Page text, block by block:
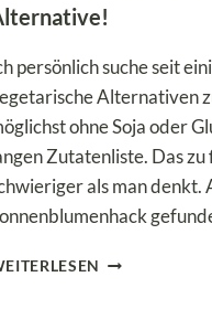
persönlich suche seit
Alternativen
ohne Soja oder
Zutatenliste. Das
als man denkt.
VEGETARISCHE